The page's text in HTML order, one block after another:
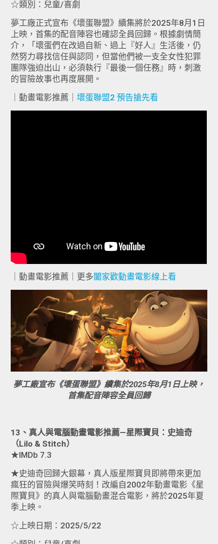
☆類別：兒童/喜劇
夢工廠正式宣布《壞蛋聯盟》續集將於2025年8月1日
上映，首集的配音陣容也確認全員回歸。根據劇情簡
介，「壞蛋們在改過自新、過上『好人』生活後，仍
然努力尋找信任與認同，但當他們被一支全女性犯罪
團隊強迫出山，必須執行『最後一個任務』時，刺激
的冒險故事也再度展開。
｜動畫電影推薦｜壞蛋聯盟2 預告搶先看
｜動畫電影推薦｜更多闔家歡動畫電影線上看
夢工廠宣布《壞蛋聯盟》續集於2025年8月1日上映，
首集配音陣容全員回歸
13、真人與電腦動畫電影推薦—星際寶貝：史迪奇
（Lilo & Stitch）
★IMDb 7.3
★史迪奇回歸大銀幕，真人版星際寶貝即將帶來更加
瘋狂的冒險與爆笑時刻！改編自2002年動畫電影《星
際寶貝》的真人與電腦動畫混合電影，將於2025年夏
季上映。
☆上映日期：2025/5/22